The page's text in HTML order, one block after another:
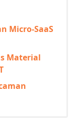
Micro-SaaS
Material